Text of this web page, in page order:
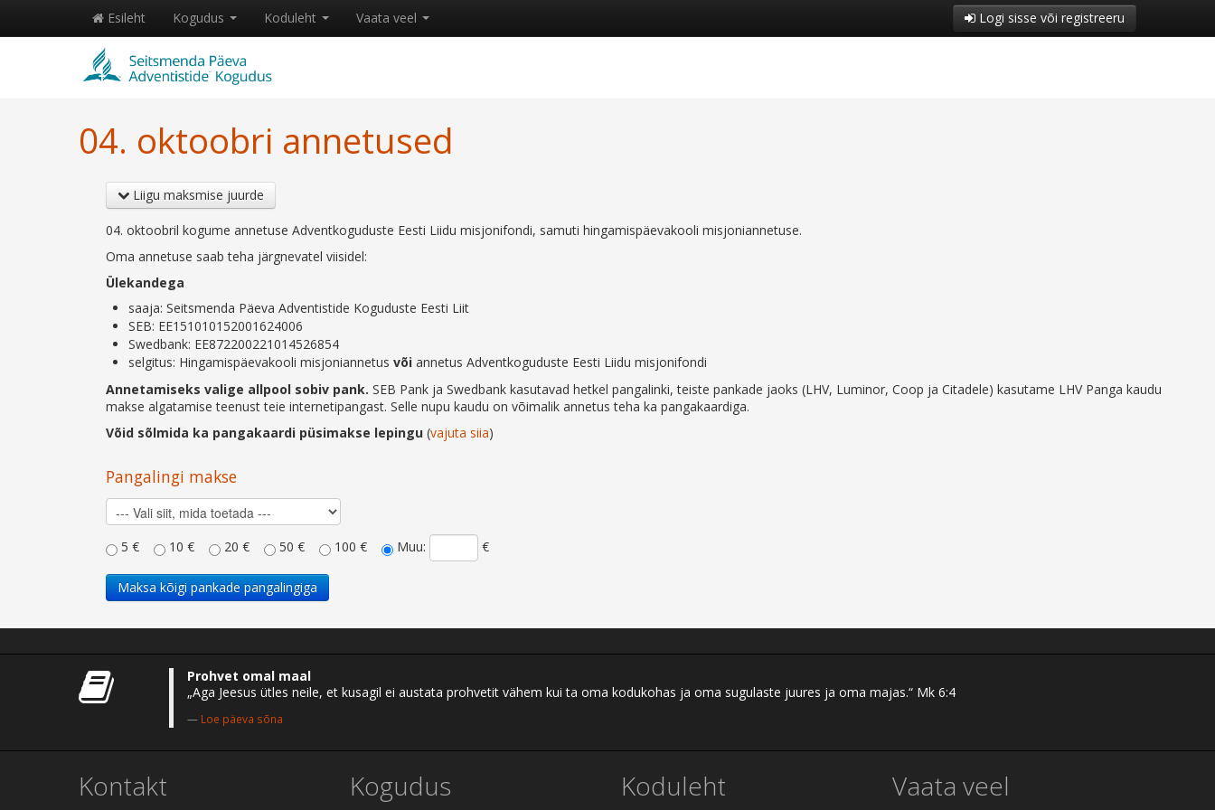
Esileht Kogudus Koduleht Vaata veel Logi sisse või registreeru
04. oktoobri annetused
Liigu maksmise juurde
04. oktoobril kogume annetuse Adventkoguduste Eesti Liidu misjonifondi, samuti hingamispäevakooli misjoniannetuse.
Oma annetuse saab teha järgnevatel viisidel:
Ülekandega
saaja: Seitsmenda Päeva Adventistide Koguduste Eesti Liit
SEB: EE151010152001624006
Swedbank: EE872200221014526854
selgitus: Hingamispäevakooli misjoniannetus või annetus Adventkoguduste Eesti Liidu misjonifondi
Annetamiseks valige allpool sobiv pank. SEB Pank ja Swedbank kasutavad hetkel pangalinki, teiste pankade jaoks (LHV, Luminor, Coop ja Citadele) kasutame LHV Panga kaudu
makse algatamise teenust teie internetipangast. Selle nupu kaudu on võimalik annetus teha ka pangakaardiga.
Võid sõlmida ka pangakaardi püsimakse lepingu (vajuta siia)
Pangalingi makse
5 € 10 € 20 € 50 € 100 € Muu: €
Prohvet omal maal
„Aga Jeesus ütles neile, et kusagil ei austata prohvetit vähem kui ta oma kodukohas ja oma sugulaste juures ja oma majas.“ Mk 6:4
Loe päeva sõna
Kontakt Kogudus Koduleht Vaata veel